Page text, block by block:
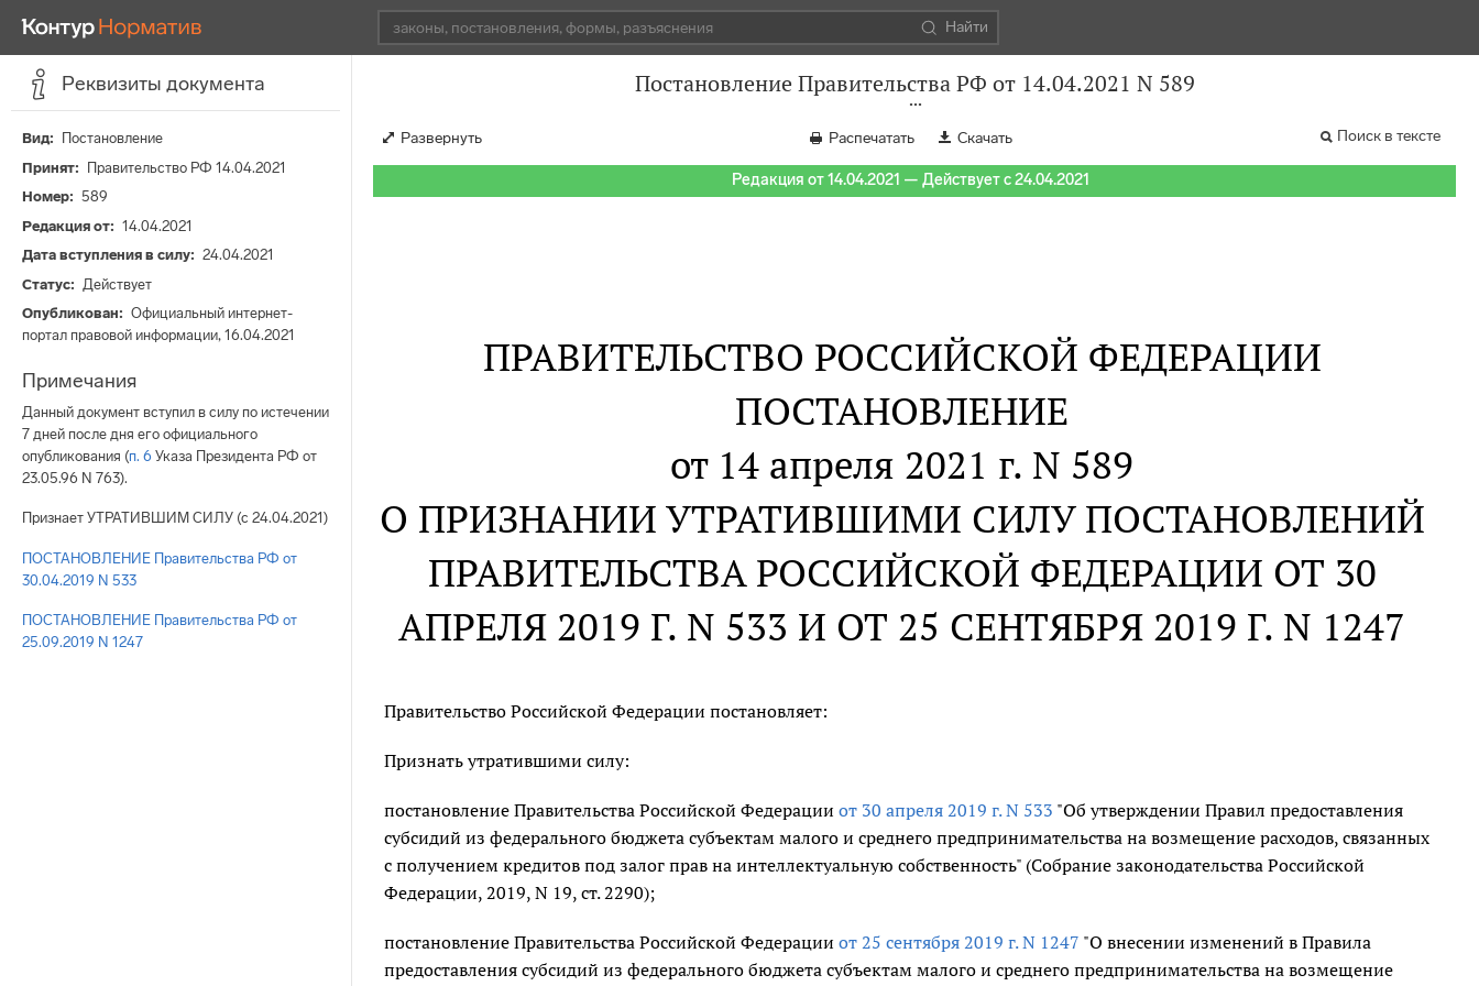
Найти
Реквизиты документа
Вид
Постановление
Принят
Правительство РФ 14.04.2021
Номер
589
Редакция от
14.04.2021
Дата вступления в силу
24.04.2021
Статус
Действует
Опубликован
Официальный интернет-
портал правовой информации, 16.04.2021
Примечания
Данный документ вступил в силу по истечении
7 дней после дня его официального
опубликования (п. 6 Указа Президента РФ от
23.05.96 N 763).
Признает УТРАТИВШИМ СИЛУ (с 24.04.2021)
ПОСТАНОВЛЕНИЕ Правительства РФ от
30.04.2019 N 533
ПОСТАНОВЛЕНИЕ Правительства РФ от
25.09.2019 N 1247
Постановление Правительства РФ от 14.04.2021 N 589
Развернуть Распечатать Скачать Поиск в тексте
Редакция от 14.04.2021 — Действует с 24.04.2021
ПРАВИТЕЛЬСТВО РОССИЙСКОЙ ФЕДЕРАЦИИ
ПОСТАНОВЛЕНИЕ
от 14 апреля 2021 г. N 589
О ПРИЗНАНИИ УТРАТИВШИМИ СИЛУ ПОСТАНОВЛЕНИЙ
ПРАВИТЕЛЬСТВА РОССИЙСКОЙ ФЕДЕРАЦИИ ОТ 30
АПРЕЛЯ 2019 Г. N 533 И ОТ 25 СЕНТЯБРЯ 2019 Г. N 1247
Правительство Российской Федерации постановляет:
Признать утратившими силу:
постановление Правительства Российской Федерации от 30 апреля 2019 г. N 533 "Об утверждении Правил предоставления
субсидий из федерального бюджета субъектам малого и среднего предпринимательства на возмещение расходов, связанных
с получением кредитов под залог прав на интеллектуальную собственность" (Собрание законодательства Российской
Федерации, 2019, N 19, ст. 2290);
постановление Правительства Российской Федерации от 25 сентября 2019 г. N 1247 "О внесении изменений в Правила
предоставления субсидий из федерального бюджета субъектам малого и среднего предпринимательства на возмещение